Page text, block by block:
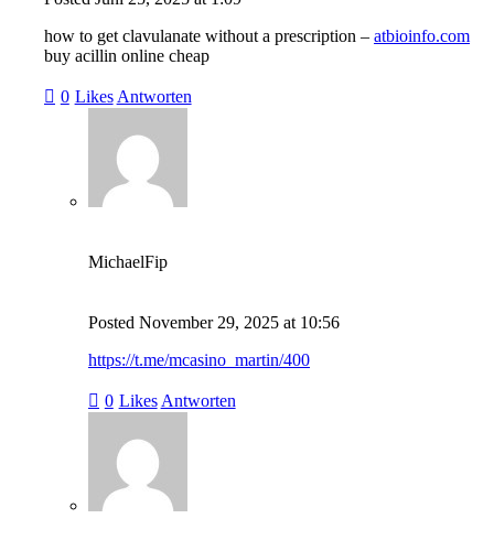
how to get clavulanate without a prescription – atbioinfo.com
buy acillin online cheap
0 Likes Antworten
MichaelFip
Posted November 29, 2025 at 10:56
https://t.me/mcasino_martin/400
0 Likes Antworten